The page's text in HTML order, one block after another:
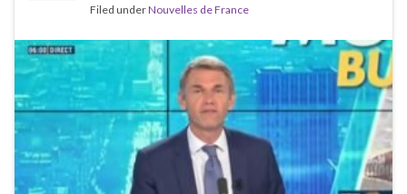
Filed underNouvelles de France